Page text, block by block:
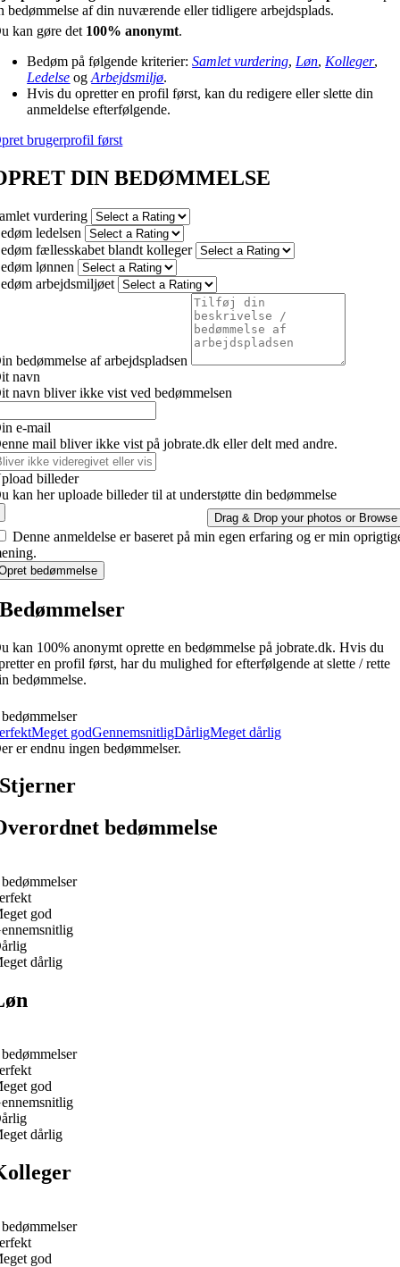
bedømmelse af din nuværende eller tidligere arbejdsplads.
kan gøre det 100% anonymt.
Bedøm på følgende kriterier:Samlet vurdering, Løn, Kolleger,
Ledelse ogArbejdsmiljø.
Hvis du opretter en profil først, kan du redigere eller slette din
anmeldelse efterfølgende.
brugerprofil først
DIN BEDØMMELSE
vurdering
ledelsen
fællesskabet blandt kolleger
lønnen
arbejdsmiljøet
bedømmelse af arbejdspladsen
navn
navn bliver ikke vist ved bedømmelsen
e-mail
mail bliver ikke vist på jobrate.dk eller delt med andre.
billeder
kan her uploade billeder til at understøtte din bedømmelse
Drag & Drop your photos or Browse
Denne anmeldelse er baseret på min egen erfaring og er min
bedømmelse
Bedømmelser
kan 100% anonymt oprette en bedømmelse på jobrate.dk. Hvis du
en profil først, har du mulighed for efterfølgende at slette / rette
bedømmelse.
Meget godGennemsnitligDårligMeget dårlig
er endnu ingen bedømmelser.
Stjerner
bedømmelse
god
dårlig
god
dårlig
god